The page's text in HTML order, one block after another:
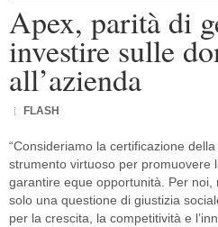
Apex, parità di
investire sulle
all’azienda
FLASH
“Consideriamo la certificazione
strumento virtuoso per promuovere
garantire eque opportunità. Per
solo una questione di giustizia
per la crescita, la competitività e